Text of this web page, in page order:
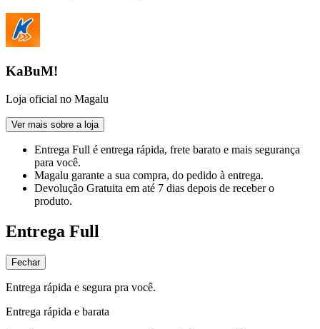
KaBuM!
Loja oficial no Magalu
Ver mais sobre a loja
Entrega Full é entrega rápida, frete barato e mais segurança
para você.
Magalu garante a sua compra, do pedido à entrega.
Devolução Gratuita em até 7 dias depois de receber o
produto.
Entrega Full
Fechar
Entrega rápida e segura pra você.
Entrega rápida e barata